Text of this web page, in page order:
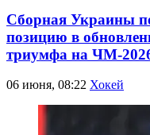
Сборная Украины
позицию в
триумфа на ЧМ-
06 июня, 08:22 Хокей